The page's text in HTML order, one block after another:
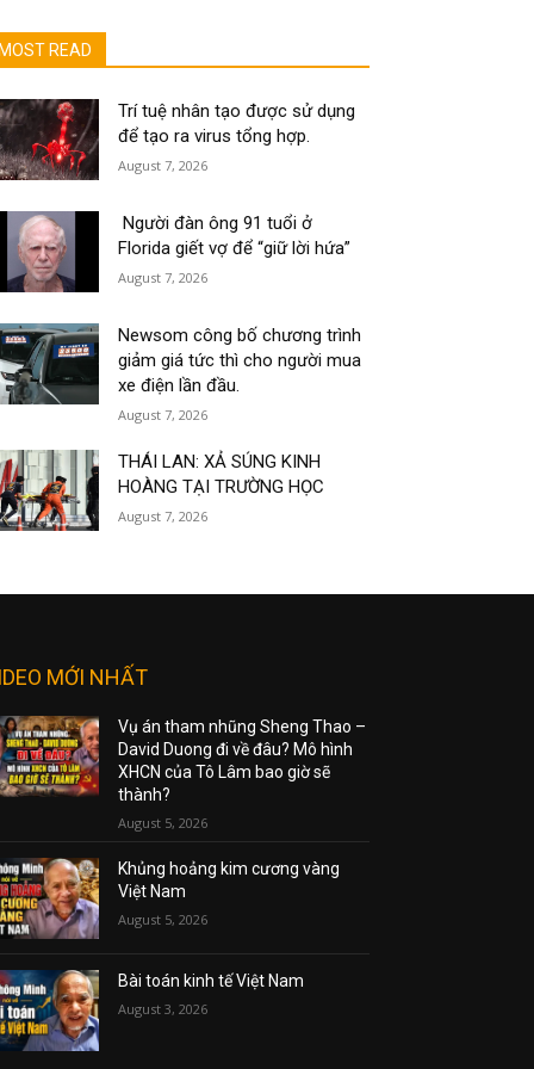
MOST READ
Trí tuệ nhân tạo được sử dụng
để tạo ra virus tổng hợp.
August 7, 2026
Người đàn ông 91 tuổi ở
Florida giết vợ để “giữ lời hứa”
August 7, 2026
Newsom công bố chương trình
giảm giá tức thì cho người mua
xe điện lần đầu.
August 7, 2026
THÁI LAN: XẢ SÚNG KINH
HOÀNG TẠI TRƯỜNG HỌC
August 7, 2026
MỚI NHẤT
Vụ án tham nhũng Sheng Thao –
David Duong đi về đâu? Mô hình
XHCN của Tô Lâm bao giờ sẽ
thành?
August 5, 2026
Khủng hoảng kim cương vàng
Việt Nam
August 5, 2026
Bài toán kinh tế Việt Nam
August 3, 2026